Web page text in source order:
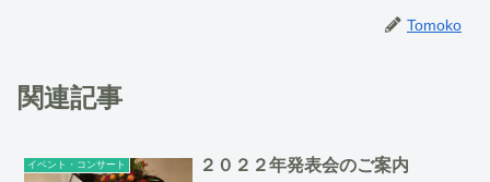
Tomoko
関連記事
イベント・コンサート ２０２２年発表会のご案内